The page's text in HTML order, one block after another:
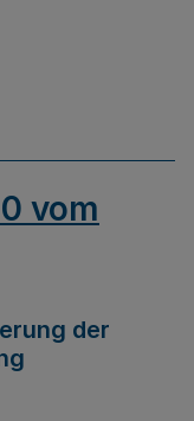
vom
der